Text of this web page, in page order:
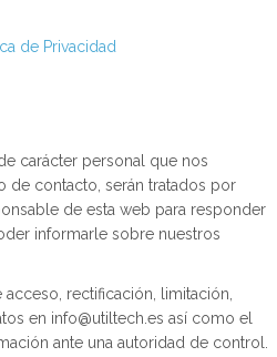
de Privacidad
carácter personal que nos
de contacto, serán tratados por
de esta web para responder
informarle sobre nuestros
rectificación, limitación,
en info@utiltech.es así como el
ante una autoridad de control.